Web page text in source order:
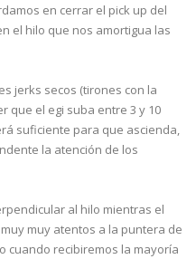
en cerrar el pick up del
el hilo que nos amortigua las
jerks secos (tirones con la
que el egi suba entre 3 y 10
suficiente para que ascienda,
la atención de los
al hilo mientras el
muy atentos a la puntera de
cuando recibiremos la mayoría